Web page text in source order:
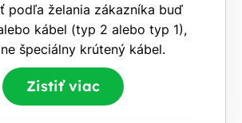
podľa želania zákazníka buď
kábel (typ 2 alebo typ 1),
špeciálny krútený kábel.
Zistiť viac